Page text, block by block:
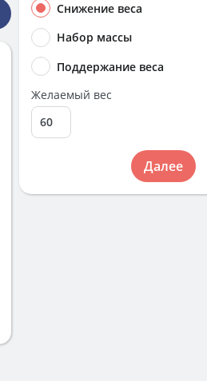
Снижение веса
Набор массы
Поддержание веса
Желаемый вес
Далее